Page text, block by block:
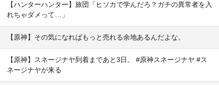
【ハンターハンター】旅団「ヒソカで学んだろ？ガチの異常者を入
れちゃダメって…」
【原神】その気になればもっと売れる余地あるんだよな。
【原神】スネージナヤ到着まであと3日。 #原神スネージナヤ #ス
ネージナヤが来る